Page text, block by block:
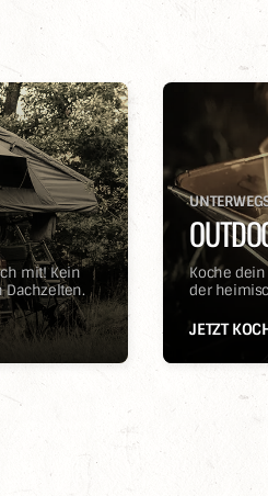
mit! Kein
Koche
der
JETZT